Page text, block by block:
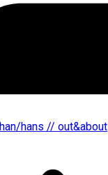
hans // out&about